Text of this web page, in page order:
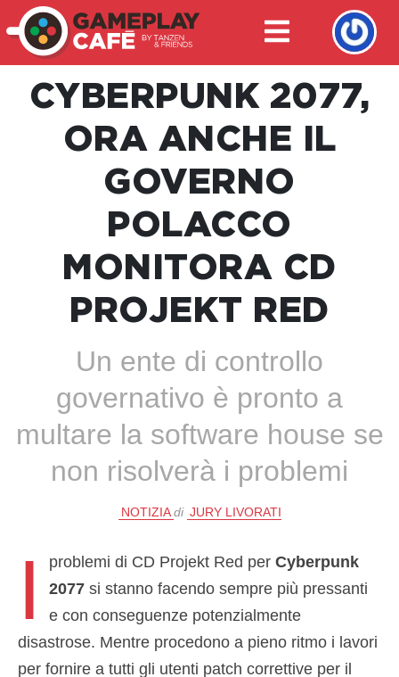
CYBERPUNK 2077,
ORA ANCHE IL
GOVERNO
POLACCO
MONITORA CD
PROJEKT RED
Un ente di controllo
governativo è pronto a
multare la software house se
non risolverà i problemi
NOTIZIA di JURY LIVORATI
I problemi di CD Projekt Red perCyberpunk
2077 si stanno facendo sempre più pressanti
e con conseguenze potenzialmente
disastrose. Mentre procedono a pieno ritmo i lavori
per fornire a tutti gli utenti patch correttive per il